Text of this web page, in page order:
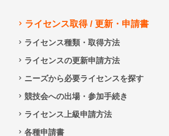
ライセンス取得 / 更新・申請書
ライセンス種類・取得方法
ライセンスの更新申請方法
ニーズから必要ライセンスを探す
競技会への出場・参加手続き
ライセンス上級申請方法
各種申請書